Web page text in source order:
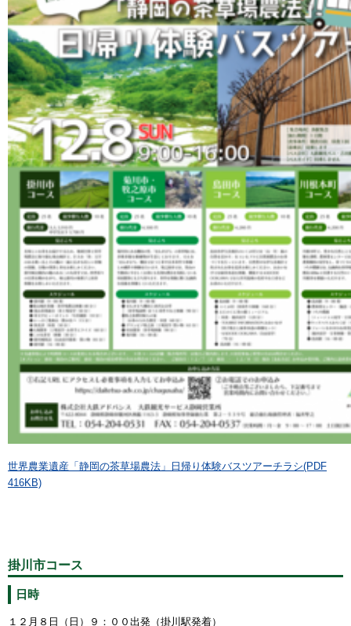
世界農業遺産「静岡の茶草場農法」日帰り体験バスツアーチラシ(PDF
416KB)
掛川市コース
日時
１２月８日（日）９：００出発（掛川駅発着）